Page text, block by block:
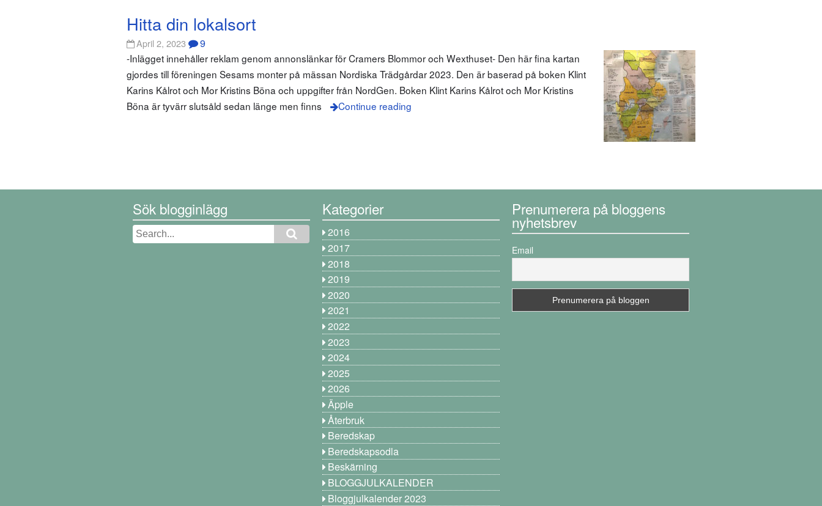
Hitta din lokalsort
April 2, 2023 9
-Inlägget innehåller reklam genom annonslänkar för Cramers Blommor och Wexthuset- Den här fina kartan
gjordes till föreningen Sesams monter på mässan Nordiska Trädgårdar 2023. Den är baserad på boken Klint
Karins Kålrot och Mor Kristins Böna och uppgifter från NordGen. Boken Klint Karins Kålrot och Mor Kristins
Böna är tyvärr slutsåld sedan länge men finns
Continue reading
Sök blogginlägg Kategorier
2016
2017
2018
2019
2020
2021
2022
2023
2024
2025
2026
Äpple
Återbruk
Beredskap
Beredskapsodla
Beskärning
BLOGGJULKALENDER
Bloggjulkalender 2023
Prenumerera på bloggens
nyhetsbrev
Email